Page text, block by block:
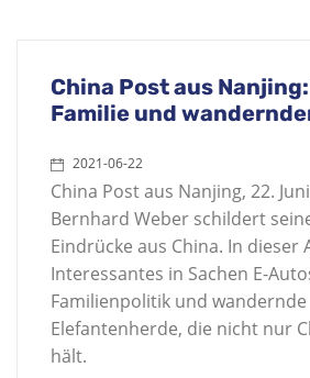
China Post aus
Familie und
2021-06-22
China Post aus Nanjing, 22.
Bernhard Weber schildert
Eindrücke aus China. In dieser
Interessantes in Sachen E-
Familienpolitik und wandernde
Elefantenherde, die nicht nur
hält.